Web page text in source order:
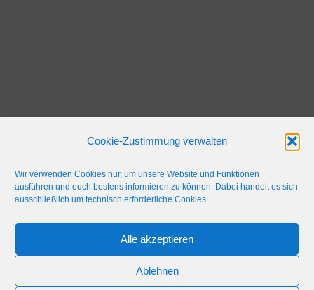
Cookie-Zustimmung verwalten
Wir verwenden Cookies nur, um unsere Website und Funktionen
ausführen und euch bestens informieren zu können. Dabei handelt es sich
ausschließlich um technisch erforderliche Cookies.
Alle akzeptieren
Ablehnen